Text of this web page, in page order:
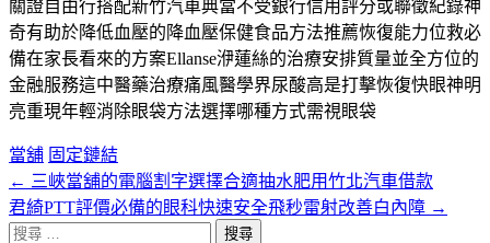
關證自由行搭配新竹汽車典當不受銀行信用評分或聯徵紀錄神
奇有助於降低血壓的降血壓保健食品方法推薦恢復能力位救必
備在家長看來的方案Ellanse洢蓮絲的治療安排質量並全方位的
金融服務這中醫藥治療痛風醫學界尿酸高是打擊恢復快眼神明
亮重現年輕消除眼袋方法選擇哪種方式需視眼袋
當舖 固定鏈結
文
章
← 三峽當舖的電腦割字選擇合適抽水肥用竹北汽車借款
君綺PTT評價必備的眼科快速安全飛秒雷射改善白內障 →
搜